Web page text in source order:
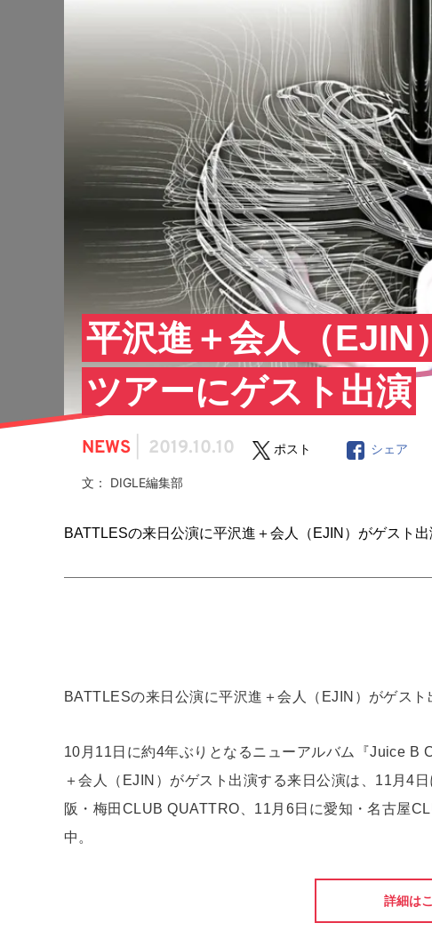
平沢進＋会人（EJIN
ツアーにゲスト出演
NEWS 2019.10.10 ポスト シェア
文： DIGLE編集部
BATTLESの来日公演に平沢進＋会人（EJIN）がゲスト出
BATTLESの来日公演に平沢進＋会人（EJIN）がゲスト
10月11日に約4年ぶりとなるニューアルバム『Juice B
＋会人（EJIN）がゲスト出演する来日公演は、11月4
阪・梅田CLUB QUATTRO、11月6日に愛知・名古屋
中。
詳細は